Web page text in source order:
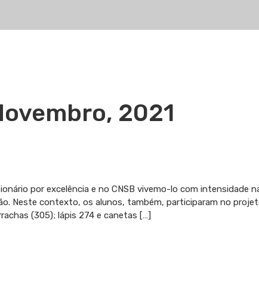
2021
por excelência e no CNSB vivemo-lo com intensidade
Neste contexto, os alunos, também, participaram no
(305); lápis 274 e canetas […]